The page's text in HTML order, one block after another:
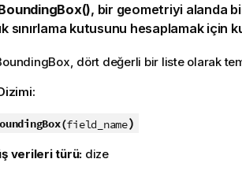
, bir geometriyi alanda
sınırlama kutusunu hesaplamak için
, dört değerli bir liste olarak
field_name)
verileri türü: dize